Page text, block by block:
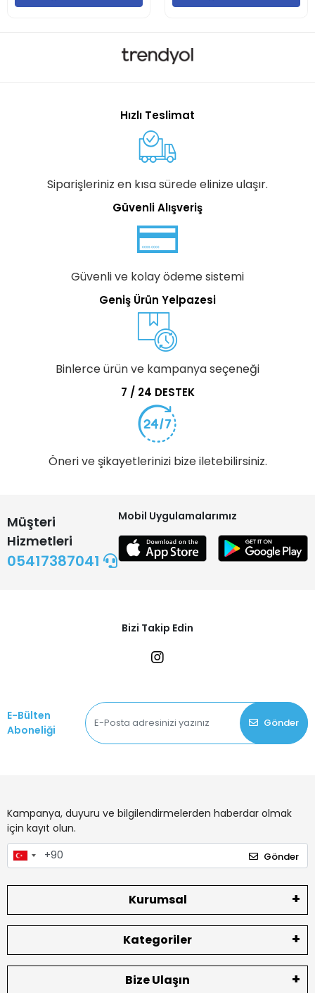
Hızlı Teslimat
Siparişleriniz en kısa sürede elinize ulaşır.
Güvenli Alışveriş
Güvenli ve kolay ödeme sistemi
Geniş Ürün Yelpazesi
Binlerce ürün ve kampanya seçeneği
7 / 24 DESTEK
Öneri ve şikayetlerinizi bize iletebilirsiniz.
Müşteri
Hizmetleri
05417387041
Mobil Uygulamalarımız
Bizi Takip Edin
E-Bülten
Aboneliği
Gönder
Kampanya, duyuru ve bilgilendirmelerden haberdar olmak
için kayıt olun.
Gönder
Kurumsal
Kategoriler
Bize Ulaşın